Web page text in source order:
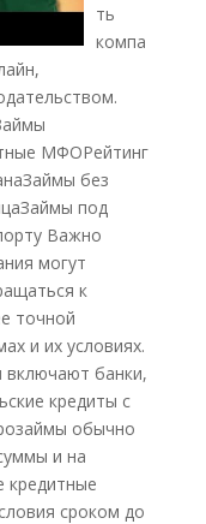
ть
компа
МФОРейтинг
без
под
Важно
могут
к
точной
и их условиях.
включают банки,
кредиты с
обычно
и на
кредитные
сроком до